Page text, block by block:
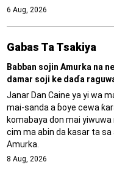
6 Aug, 2026
Gabas Ta Tsakiya
Babban sojin Amurka na
damar soji ke daɗa
Janar Dan Caine ya yi wa
mai-sanda a ɓoye cewa
komabaya don mai
cim ma abin da kasar ta sa
Amurka.
8 Aug, 2026